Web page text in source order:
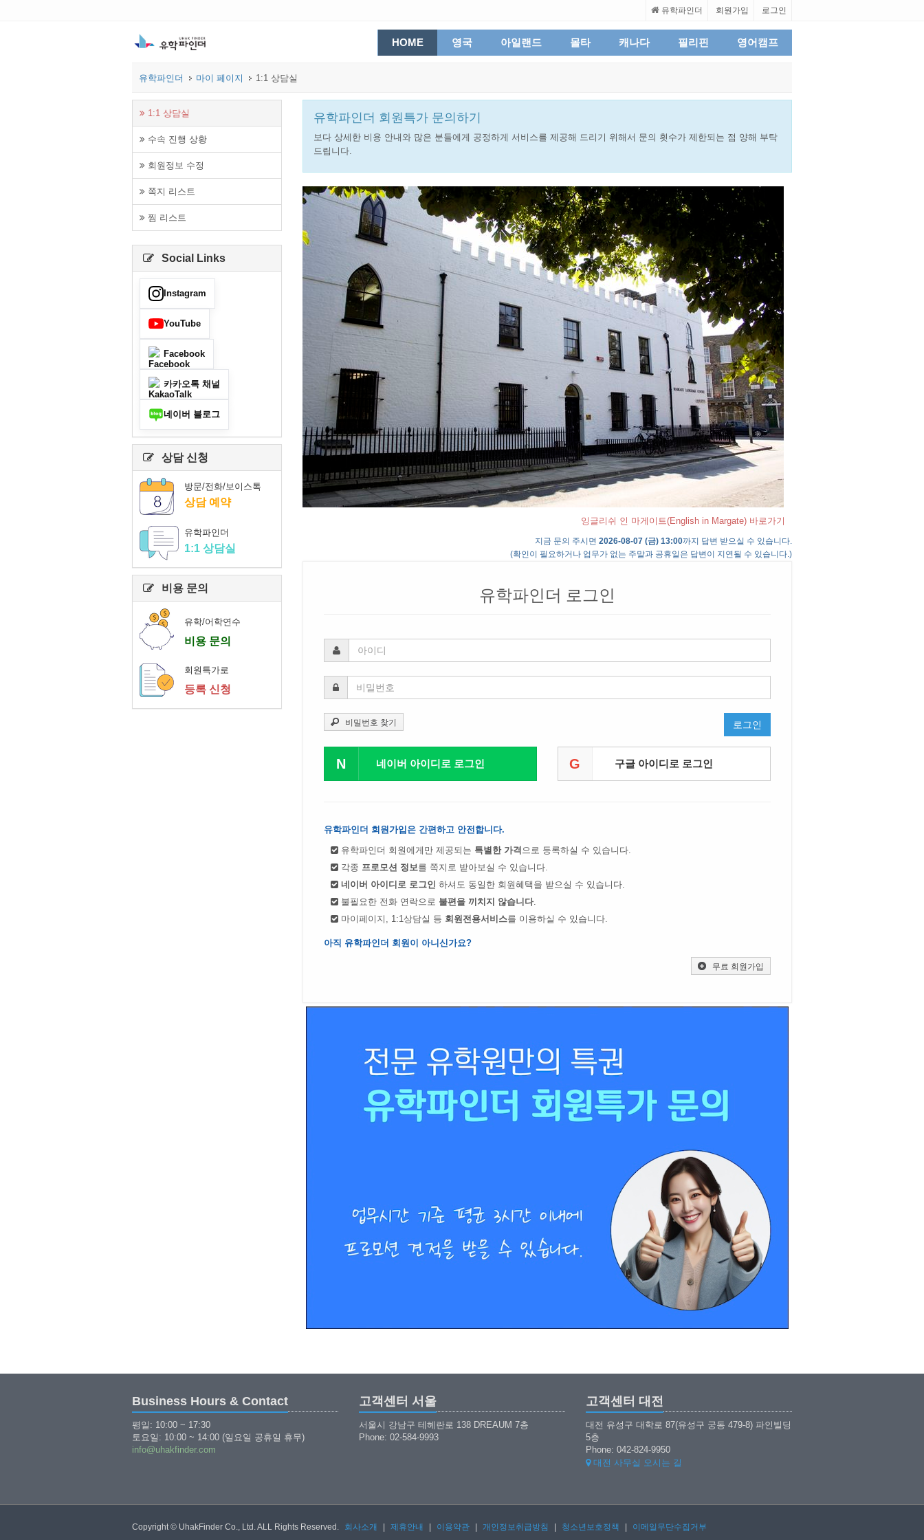
유학파인더 회원가입 로그인
HOME 영국 아일랜드 몰타 캐나다 필리핀 영어캠프
유학파인더 마이 페이지 1:1 상담실
1:1 상담실
수속 진행 상황
회원정보 수정
쪽지 리스트
찜 리스트
Social Links
Instagram
YouTube
Facebook
카카오톡 채널
네이버 블로그
상담 신청
방문/전화/보이스톡
상담 예약
유학파인더
1:1 상담실
비용 문의
유학/어학연수
비용 문의
회원특가로
등록 신청
유학파인더 회원특가 문의하기
보다 상세한 비용 안내와 많은 분들에게 공정하게 서비스를 제공해 드리기 위해서 문의 횟수가 제한되는 점 양해 부탁
드립니다.
잉글리쉬 인 마게이트(English in Margate) 바로가기
지금 문의 주시면 2026-08-07 (금) 13:00까지 답변 받으실 수 있습니다.
(확인이 필요하거나 업무가 없는 주말과 공휴일은 답변이 지연될 수 있습니다.)
유학파인더 로그인
비밀번호 찾기 로그인
N 네이버 아이디로 로그인 G 구글 아이디로 로그인
유학파인더 회원가입은 간편하고 안전합니다.
유학파인더 회원에게만 제공되는 특별한 가격 으로 등록하실 수 있습니다.
각종 프로모션 정보를 쪽지로 받아보실 수 있습니다.
네이버 아이디로 로그인 하셔도 동일한 회원혜택을 받으실 수 있습니다.
불필요한 전화 연락으로 불편을 끼치지 않습니다.
마이페이지, 1:1상담실 등 회원전용서비스를 이용하실 수 있습니다.
아직 유학파인더 회원이 아니신가요?
무료 회원가입
Business Hours & Contact
평일: 10:00 ~ 17:30
토요일: 10:00 ~ 14:00 (일요일 공휴일 휴무)
info@uhakfinder.com
고객센터 서울
서울시 강남구 테헤란로 138 DREAUM 7층
Phone: 02-584-9993
고객센터 대전
대전 유성구 대학로 87(유성구 궁동 479-8) 파인빌딩
5층
Phone: 042-824-9950
대전 사무실 오시는 길
Copyright © UhakFinder Co., Ltd. ALL Rights Reserved. 회사소개 제휴안내 이용약관 개인정보취급방침 청소년보호정책 이메일무단수집거부